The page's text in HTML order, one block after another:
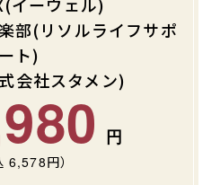
部(リソルライフサポ
ート)
会社スタメン)
6,578円）